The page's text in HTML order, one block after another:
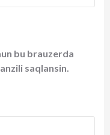
bu brauzerda
saqlansin.